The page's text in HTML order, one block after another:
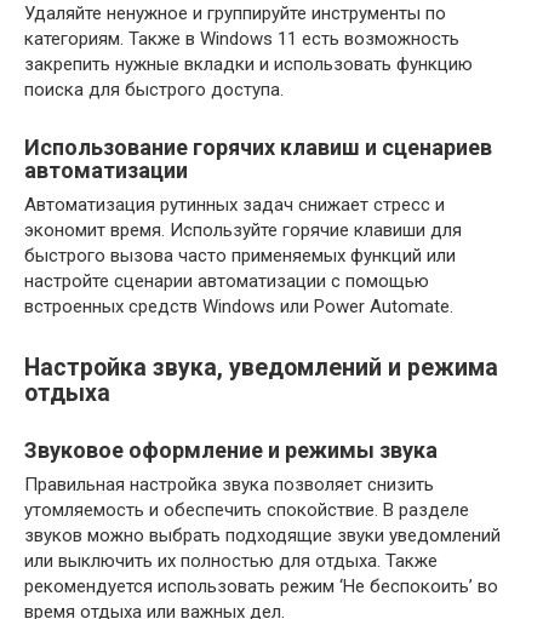
Удаляйте ненужное и группируйте инструменты по
категориям. Также в Windows 11 есть возможность
закрепить нужные вкладки и использовать функцию
поиска для быстрого доступа.
Использование горячих клавиш и сценариев
автоматизации
Автоматизация рутинных задач снижает стресс и
экономит время. Используйте горячие клавиши для
быстрого вызова часто применяемых функций или
настройте сценарии автоматизации с помощью
встроенных средств Windows или Power Automate.
Настройка звука, уведомлений и режима
отдыха
Звуковое оформление и режимы звука
Правильная настройка звука позволяет снизить
утомляемость и обеспечить спокойствие. В разделе
звуков можно выбрать подходящие звуки уведомлений
или выключить их полностью для отдыха. Также
рекомендуется использовать режим ‘Не беспокоить’ во
время отдыха или важных дел.